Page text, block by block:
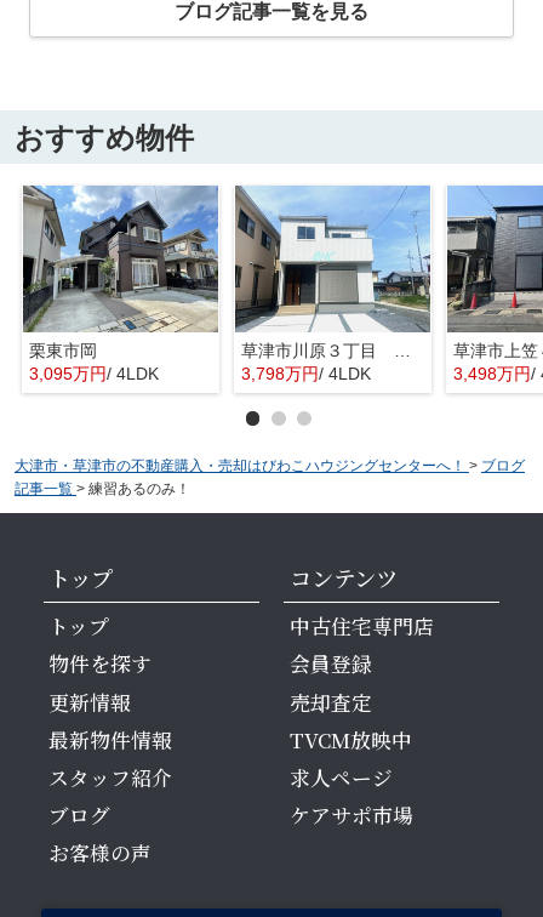
ブログ記事一覧を見る
おすすめ物件
栗東市岡
3,095万円/ 4LDK
3,798万円/ 4LDK
草津市上笠
3,498万円/
大津市・草津市の不動産購入・売却はびわこハウジングセンターへ！ > ブログ
記事一覧 > 練習あるのみ！
トップ
トップ
物件を探す
更新情報
最新物件情報
スタッフ紹介
ブログ
お客様の声
コンテンツ
中古住宅専門店
会員登録
売却査定
TVCM放映中
求人ページ
ケアサポ市場